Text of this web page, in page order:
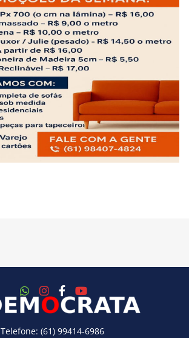
Telefone: (61) 99414-6986